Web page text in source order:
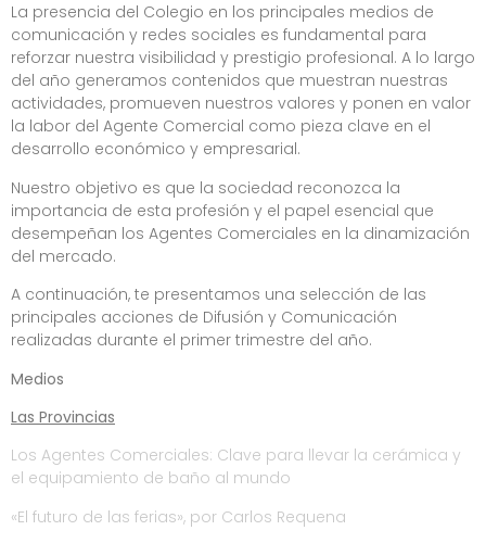
La presencia del Colegio en los principales medios de
comunicación y redes sociales es fundamental para
reforzar nuestra visibilidad y prestigio profesional. A lo largo
del año generamos contenidos que muestran nuestras
actividades, promueven nuestros valores y ponen en valor
la labor del Agente Comercial como pieza clave en el
desarrollo económico y empresarial.
Nuestro objetivo es que la sociedad reconozca la
importancia de esta profesión y el papel esencial que
desempeñan los Agentes Comerciales en la dinamización
del mercado.
A continuación, te presentamos una selección de las
principales acciones de Difusión y Comunicación
realizadas durante el primer trimestre del año.
Medios
Las Provincias
Los Agentes Comerciales: Clave para llevar la cerámica y
el equipamiento de baño al mundo
«El futuro de las ferias», por Carlos Requena